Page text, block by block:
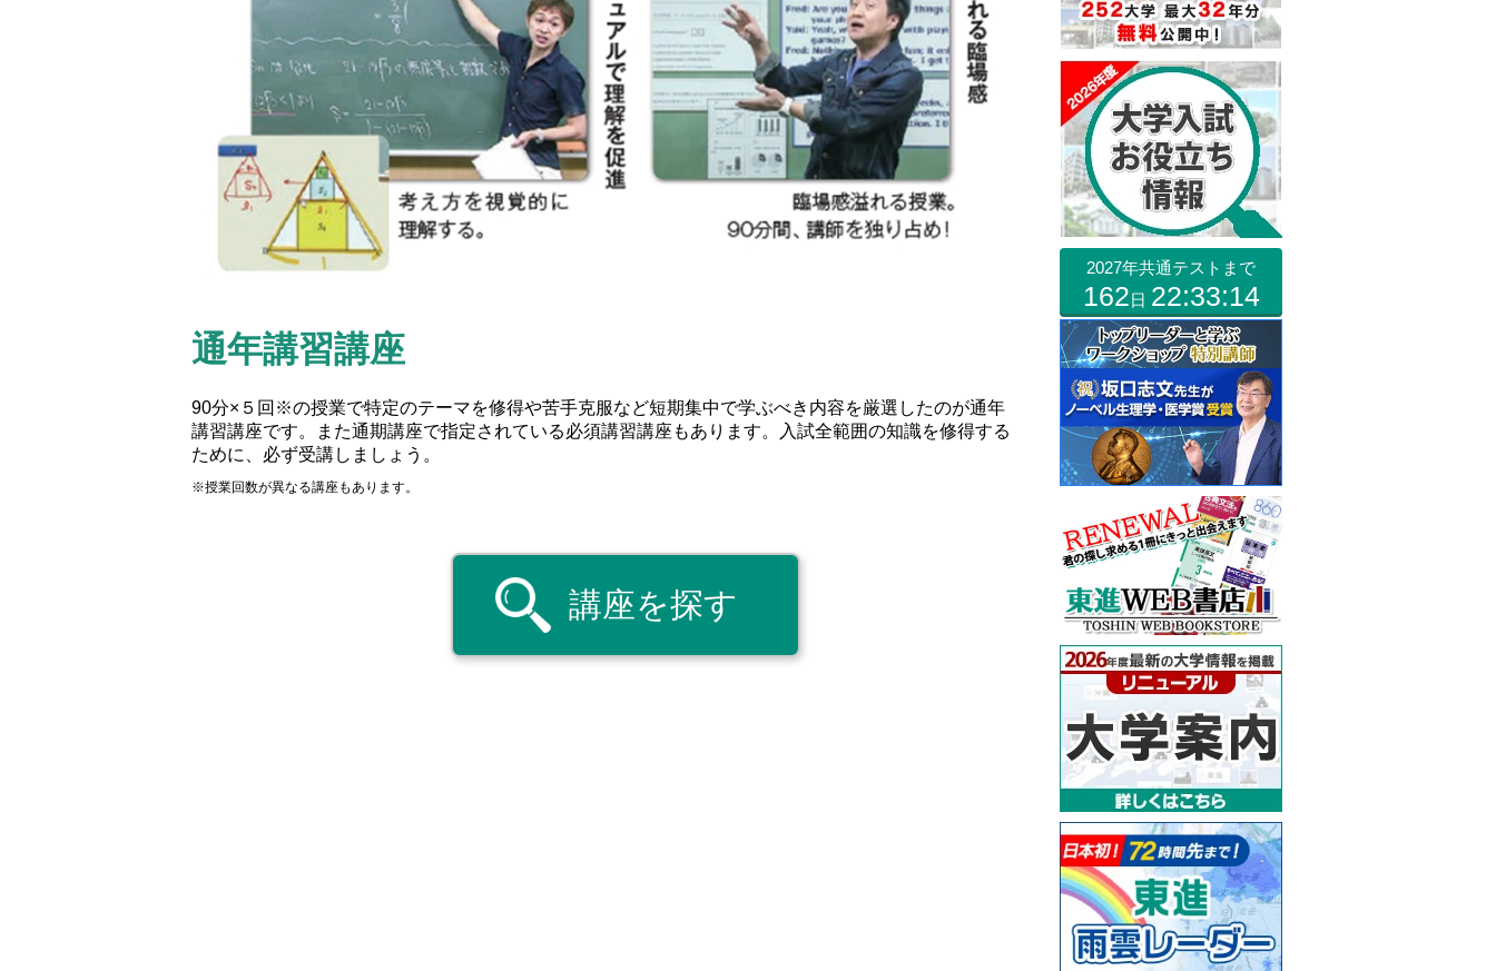
通年講習講座
90分×５回※の授業で特定のテーマを修得や苦手克服など短期集中で学ぶべき内容を厳選したのが通年
講習講座です。また通期講座で指定されている必須講習講座もあります。入試全範囲の知識を修得する
ために、必ず受講しましょう。
※授業回数が異なる講座もあります。
講座を探す
2027年共通テストまで
162日 22:33:13